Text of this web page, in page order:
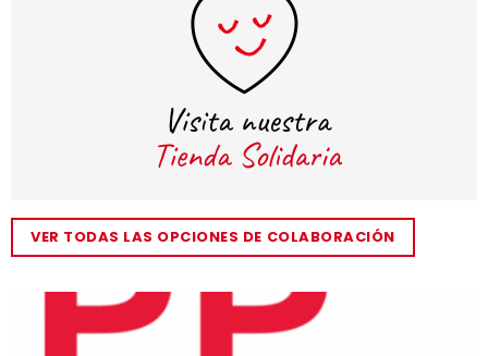
VER TODAS LAS OPCIONES DE COLABORACIÓN